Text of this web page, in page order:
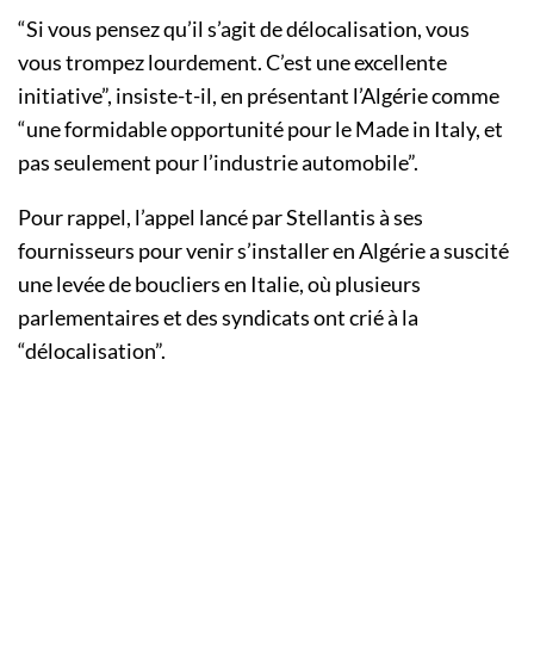
“Si vous pensez qu’il s’agit de délocalisation, vous
vous trompez lourdement. C’est une excellente
initiative”, insiste-t-il, en présentant l’Algérie comme
“une formidable opportunité pour le Made in Italy, et
pas seulement pour l’industrie automobile”.
Pour rappel, l’appel lancé par Stellantis à ses
fournisseurs pour venir s’installer en Algérie a suscité
une levée de boucliers en Italie, où plusieurs
parlementaires et des syndicats ont crié à la
“délocalisation”.